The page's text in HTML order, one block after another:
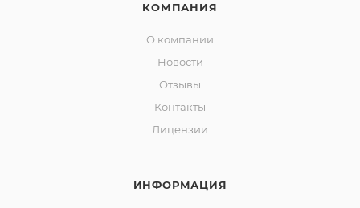
КОМПАНИЯ
О компании
Новости
Отзывы
Контакты
Лицензии
ИНФОРМАЦИЯ